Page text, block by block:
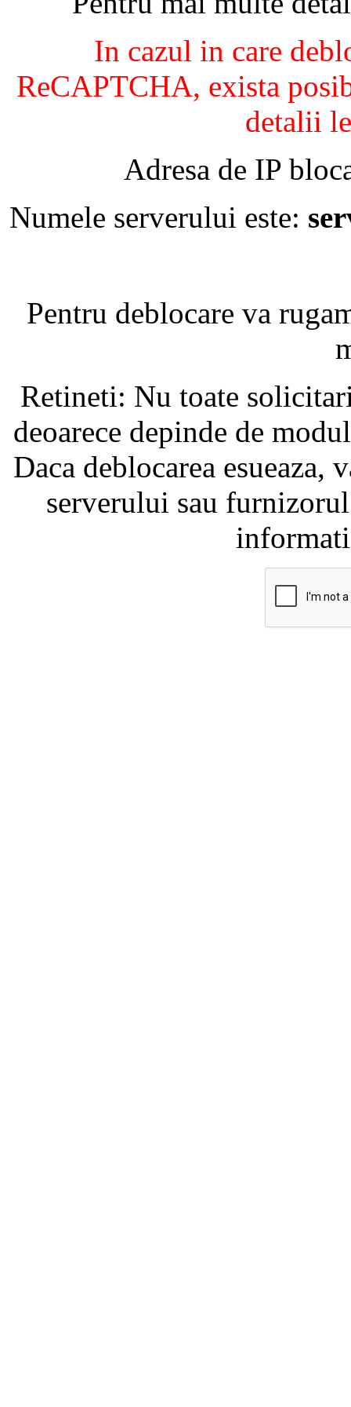
In cazul in care
ReCAPTCHA, exista
detalii
Adresa de IP
Numele serverului este:
Pentru deblocare va
Retineti: Nu toate
deoarece depinde de
Daca deblocarea
serverului sau